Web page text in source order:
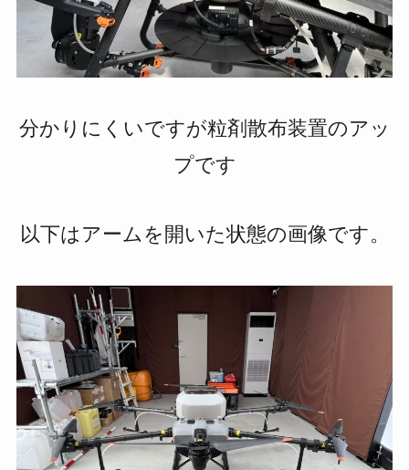
分かりにくいですが粒剤散布装置のアッ
プです
以下はアームを開いた状態の画像です。